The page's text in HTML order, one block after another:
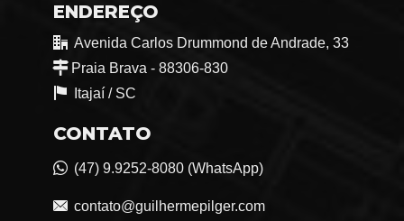
ENDEREÇO
Avenida Carlos Drummond de Andrade, 33
Praia Brava - 88306-830
Itajaí / SC
CONTATO
(47) 9.9252-8080 (WhatsApp)
contato@guilhermepilger.com